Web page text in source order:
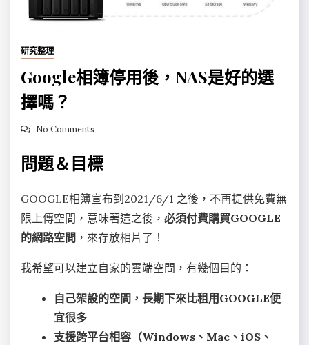
研究整理
Google相簿停用後，NAS是好的選
擇嗎？
No Comments
問題＆目標
GOOGLE相簿宣布到2021/6/1 之後，不再提供免費無
限上傳空間，意味著這之後， 必須付費購買GOOGLE
的網路空間 ，來存放相片了！
我希望可以建立自家的雲端空間，有幾個目的：
自己架設的空間，長期下來比租用GOOGLE便
宜很多
支援跨平台相容（Windows、Mac、iOS、